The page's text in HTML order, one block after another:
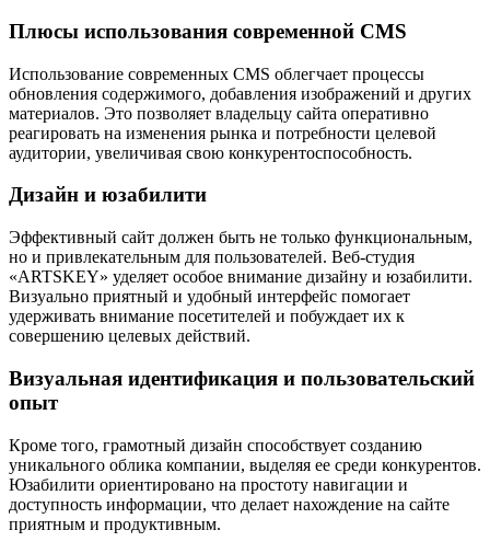
Плюсы использования современной CMS
Использование современных CMS облегчает процессы
обновления содержимого, добавления изображений и других
материалов. Это позволяет владельцу сайта оперативно
реагировать на изменения рынка и потребности целевой
аудитории, увеличивая свою конкурентоспособность.
Дизайн и юзабилити
Эффективный сайт должен быть не только функциональным,
но и привлекательным для пользователей. Веб-студия
«ARTSKEY» уделяет особое внимание дизайну и юзабилити.
Визуально приятный и удобный интерфейс помогает
удерживать внимание посетителей и побуждает их к
совершению целевых действий.
Визуальная идентификация и пользовательский
опыт
Кроме того, грамотный дизайн способствует созданию
уникального облика компании, выделяя ее среди конкурентов.
Юзабилити ориентировано на простоту навигации и
доступность информации, что делает нахождение на сайте
приятным и продуктивным.